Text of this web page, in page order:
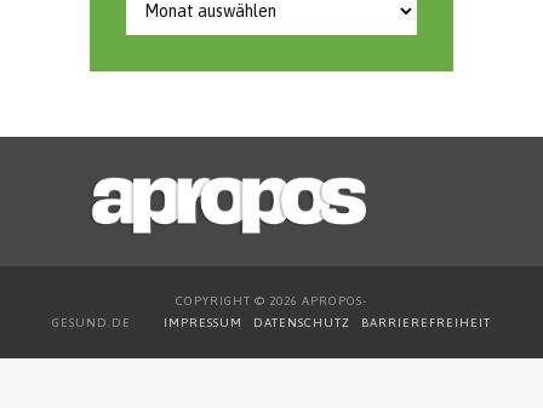
COPYRIGHT © 2026 APROPOS-
GESUND.DE IMPRESSUM DATENSCHUTZ BARRIEREFREIHEIT